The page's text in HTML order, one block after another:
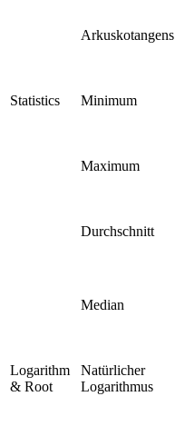
Arkuskotangens
Statistics Minimum
Maximum
Durchschnitt
Median
Logarithm
& Root
Natürlicher
Logarithmus